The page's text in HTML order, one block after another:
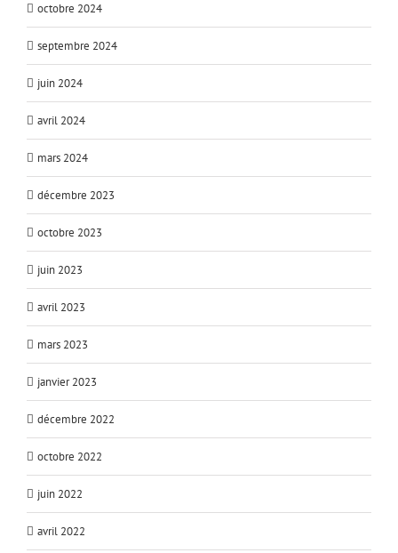
octobre 2024
septembre 2024
juin 2024
avril 2024
mars 2024
décembre 2023
octobre 2023
juin 2023
avril 2023
mars 2023
janvier 2023
décembre 2022
octobre 2022
juin 2022
avril 2022